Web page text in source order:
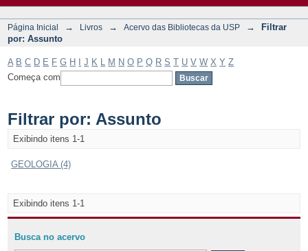
Página Inicial → Livros → Acervo das Bibliotecas da USP →
Filtrar
por: Assunto
A B C D E F G H J K M N O P Q R S T U V W X Y Z
Começa com
Filtrar por: Assunto
Exibindo itens 1-1
GEOLOGIA (4)
Exibindo itens 1-1
Busca no acervo